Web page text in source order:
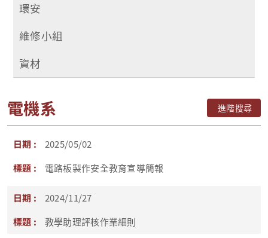
環安
維修小組
資材
電機系 進階搜尋
2025/05/02
電路板製作安全教育宣導簡報
2024/11/27
教學助理評核作業細則